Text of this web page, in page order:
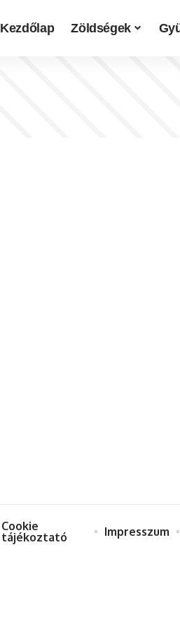
Kezdőlap Zöldségek
Cookie
tájékoztató
Impresszum